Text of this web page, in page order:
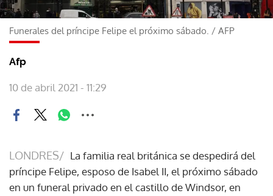
Funerales del príncipe Felipe el próximo sábado. / AFP
Afp
10 de abril 2021 - 11:29
LONDRES/ La familia real británica se despedirá del
príncipe Felipe, esposo de Isabel II, el próximo sábado
en un funeral privado en el castillo de Windsor, en